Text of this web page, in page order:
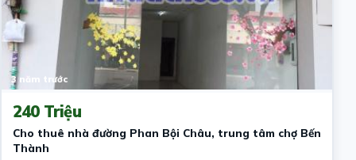
3 năm trước
240 Triệu
Cho thuê nhà đường Phan Bội Châu, trung tâm chợ Bến
Thành